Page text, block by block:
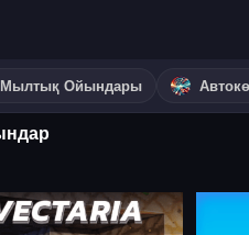
Мылтық Ойындары